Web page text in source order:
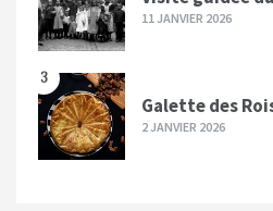
11 JANVIER 2026
3
Galette des
2 JANVIER 2026